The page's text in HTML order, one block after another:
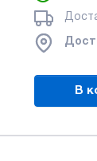
В